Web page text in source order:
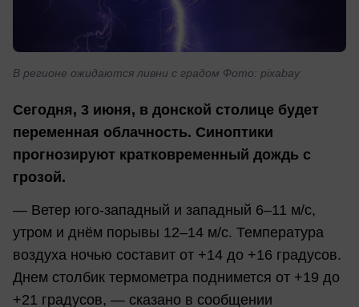
В регионе ожидаются ливни с градом Фото: pixabay
Сегодня, 3 июня, в донской столице будет
переменная облачность. Синоптики
прогнозируют кратковременный дождь с
грозой.
— Ветер юго-западный и западный 6–11 м/с,
утром и днём порывы 12–14 м/с. Температура
воздуха ночью составит от +14 до +16 градусов.
Днем столбик термометра поднимется от +19 до
+21 градусов, — сказано в сообщении